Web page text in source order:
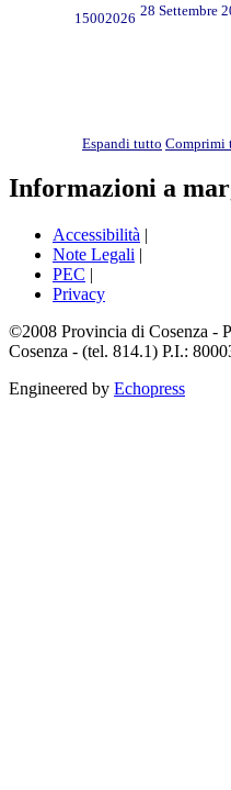
15002026 28 Settembre
Espandi tutto Comprimi
Informazioni a
Accessibilità |
Note Legali |
PEC |
Privacy
©2008 Provincia di Cosenza -
Cosenza - (tel. 814.1) P.I.:
Engineered by Echopress